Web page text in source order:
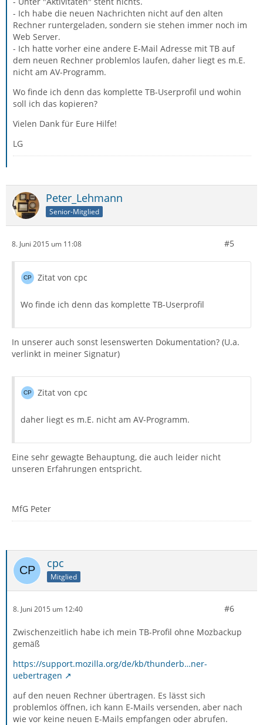
- Ich habe die neuen Nachrichten nicht auf den alten
Rechner runtergeladen, sondern sie stehen immer noch im
Web Server.
- Ich hatte vorher eine andere E-Mail Adresse mit TB auf
dem neuen Rechner problemlos laufen, daher liegt es m.E.
nicht am AV-Programm.
Wo finde ich denn das komplette TB-Userprofil und wohin
soll ich das kopieren?
Vielen Dank für Eure Hilfe!
LG
Peter_Lehmann
Senior-Mitglied
8. Juni 2015 um 11:08 #5
Zitat von cpc
Wo finde ich denn das komplette TB-Userprofil
In unserer auch sonst lesenswerten Dokumentation? (U.a.
verlinkt in meiner Signatur)
Zitat von cpc
daher liegt es m.E. nicht am AV-Programm.
Eine sehr gewagte Behauptung, die auch leider nicht
unseren Erfahrungen entspricht.
MfG Peter
cpc
Mitglied
8. Juni 2015 um 12:40 #6
Zwischenzeitlich habe ich mein TB-Profil ohne Mozbackup
gemäß
https://support.mozilla.org/de/kb/thunderb…ner-
uebertragen
auf den neuen Rechner übertragen. Es lässt sich
problemlos öffnen, ich kann E-Mails versenden, aber nach
wie vor keine neuen E-Mails empfangen oder abrufen.